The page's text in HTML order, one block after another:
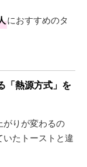
におすすめのタ
「熱源方式」を
がりが変わるの
たトーストと違